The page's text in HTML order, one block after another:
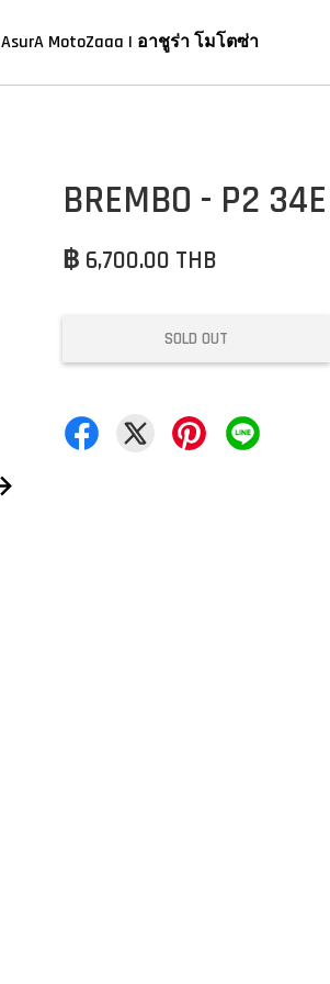
AsurA MotoZaaa | อาชูร่า โมโตซ่า
BREMBO - P2
฿ 6,700.00 THB
SOLD OUT